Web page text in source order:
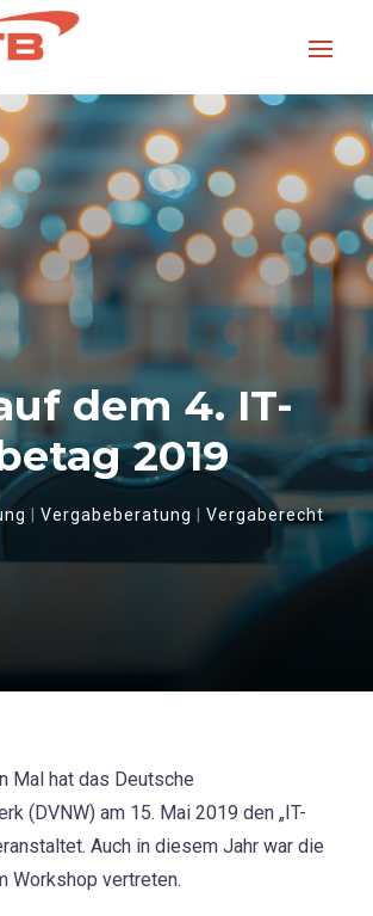
dem 4. IT-
2019
|Vergabeberatung |Vergaberecht
Mal hat das Deutsche
(DVNW) am 15. Mai 2019 den „IT-
Auch in diesem Jahr war die
Workshop vertreten.